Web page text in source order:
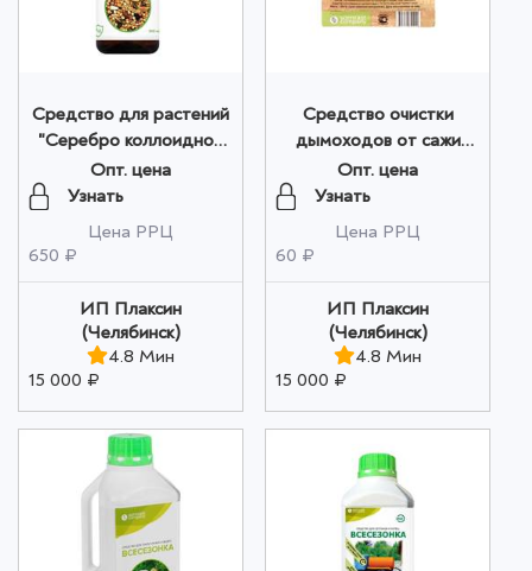
Средство для растений
"Серебро коллоидное
концентрат"
Замачивания семян, 300
Опт. цена
Узнать
Цена РРЦ
650 ₽
ИП Плаксин
(Челябинск)
4.8 Мин
15 000 ₽
Средство очистки
дымоходов от сажи
"Трубочист Экспресс"
№ 1 оптом
Опт. цена
Узнать
Цена РРЦ
60 ₽
ИП Плаксин
(Челябинск)
4.8 Мин
15 000 ₽